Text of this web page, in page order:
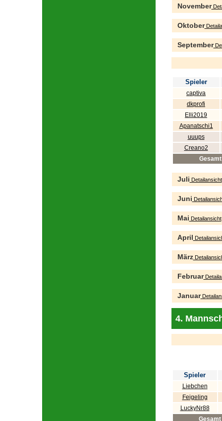
November
Oktober
September
Spieler
captiva
dkprofi
Elli2019
Apanatschi1
uuups
Creano2
Gesamt
Juli Detailansicht
Juni
Mai Detailansicht
April
März
Februar
Januar
4.
Spieler
Liebchen
Feigeling
LuckyNr88
Gesamt